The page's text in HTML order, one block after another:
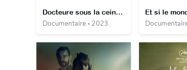
Docteure sous la ceinture
Documentaire • 2023